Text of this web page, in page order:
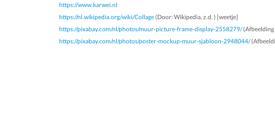
https://www.karwei.nl
https://nl.wikipedia.org/wiki/Collage(Door: Wikipedia, z.d. ) [weetje]
https://pixabay.com/nl/photos/muur-picture-frame-display-2558279/(Afbeelding
https://pixabay.com/nl/photos/poster-mockup-muur-sjabloon-2948044/